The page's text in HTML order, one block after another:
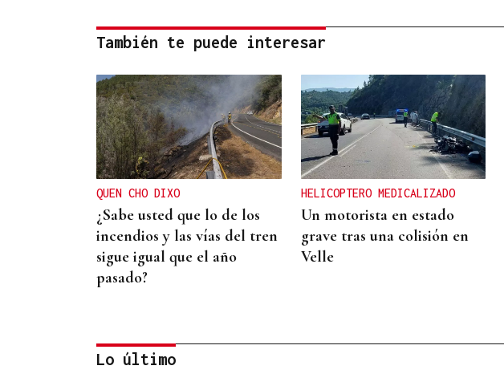
También te puede interesar
QUEN CHO DIXO
¿Sabe usted que lo de los
incendios y las vías del tren
sigue igual que el año
pasado?
HELICOPTERO MEDICALIZADO
Un motorista en estado
grave tras una colisión en
Velle
Lo último